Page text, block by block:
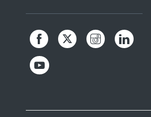
Facebook Twitter Instagram